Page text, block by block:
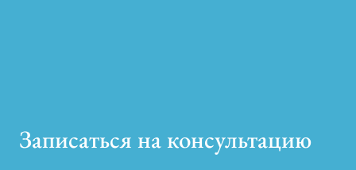
Записаться на консультацию